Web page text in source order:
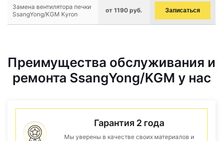
Замена вентилятора печки
SsangYong/KGM Kyron
от 1190 руб. Записаться
Преимущества обслуживания и
ремонта SsangYong/KGM у нас
Гарантия 2 года
Мы уверены в качестве своих материалов и